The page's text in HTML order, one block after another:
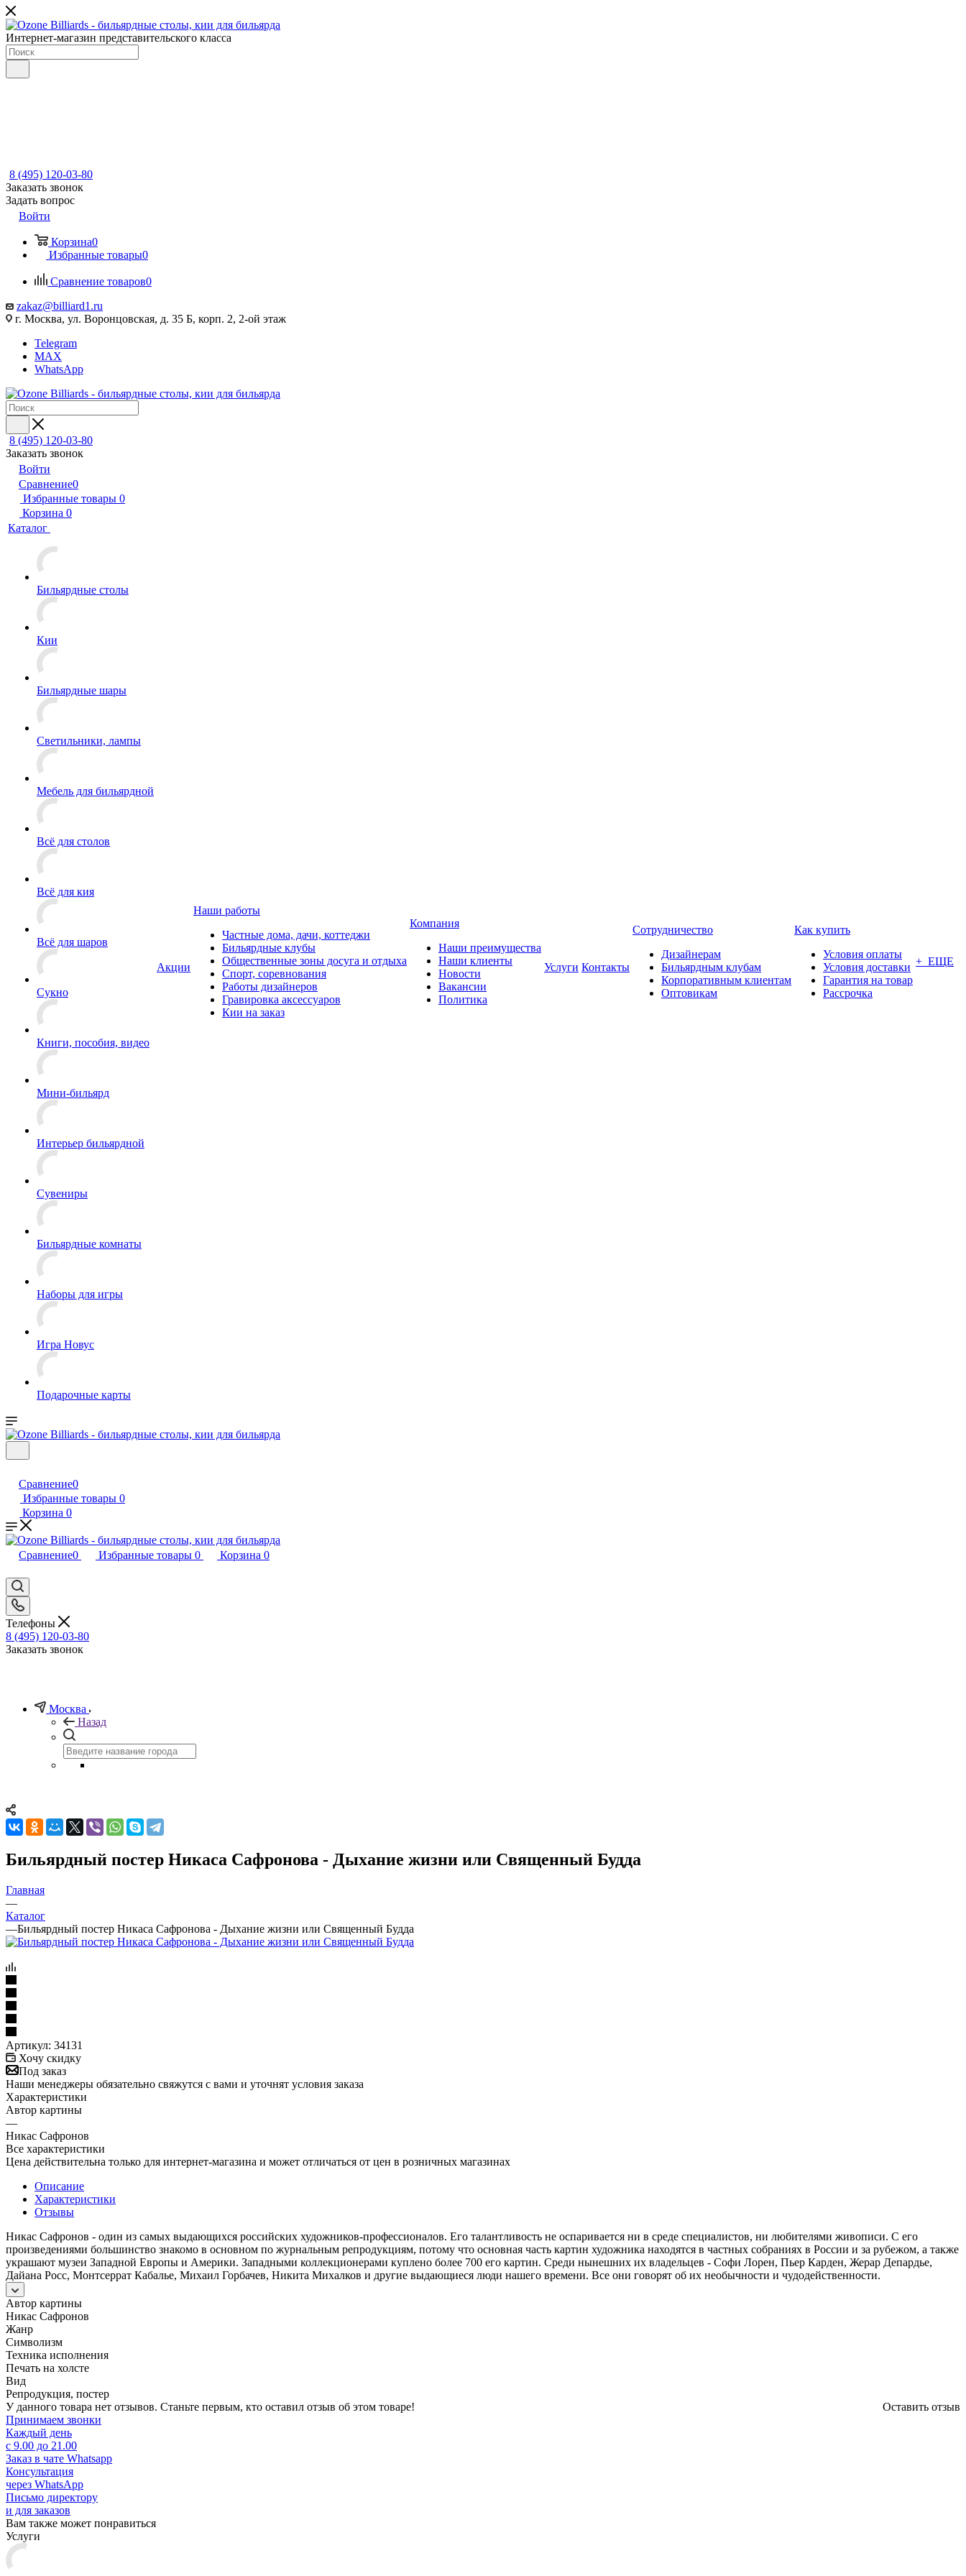
Интернет-магазин представительского класса
8 (495) 120-03-80
Заказать звонок
Задать вопрос
Войти
Корзина0
Избранные товары0
Сравнение товаров0
zakaz@billiard1.ru
г. Москва, ул. Воронцовская, д. 35 Б, корп. 2, 2-ой этаж
Telegram
MAX
WhatsApp
8 (495) 120-03-80
Заказать звонок
Войти
Сравнение0
Избранные товары 0
Корзина 0
Каталог
Бильярдные столы
Кии
Бильярдные шары
Светильники, лампы
Мебель для бильярдной
Всё для столов
Всё для кия
Всё для шаров
Сукно
Книги, пособия, видео
Мини-бильярд
Интерьер бильярдной
Сувениры
Бильярдные комнаты
Наборы для игры
Игра Новус
Подарочные карты
Акции
Наши работы
Частные дома, дачи, коттеджи
Бильярдные клубы
Общественные зоны досуга и отдыха
Спорт, соревнования
Работы дизайнеров
Гравировка аксессуаров
Кии на заказ
Компания
Наши преимущества
Наши клиенты
Новости
Вакансии
Политика
Услуги Контакты
Сотрудничество
Дизайнерам
Бильярдным клубам
Корпоративным клиентам
Оптовикам
Как купить
Условия оплаты
Условия доставки
Гарантия на товар
Рассрочка
+ ЕЩЕ
Сравнение0
Избранные товары 0
Корзина 0
Сравнение0 Избранные товары 0 Корзина 0
Телефоны
8 (495) 120-03-80
Заказать звонок
Москва
Назад
Бильярдный постер Никаса Сафронова - Дыхание жизни или Священный Будда
Главная
—
Каталог
—Бильярдный постер Никаса Сафронова - Дыхание жизни или Священный Будда
Артикул: 34131
Хочу скидку
Под заказ
Наши менеджеры обязательно свяжутся с вами и уточнят условия заказа
Характеристики
Автор картины
—
Никас Сафронов
Все характеристики
Цена действительна только для интернет-магазина и может отличаться от цен в розничных магазинах
Описание
Характеристики
Отзывы
Никас Сафронов - один из самых выдающихся российских художников-профессионалов. Его талантливость не оспаривается ни в среде специалистов, ни любителями живописи. С его
произведениями большинство знакомо в основном по журнальным репродукциям, потому что основная часть картин художника находятся в частных собраниях в России и за рубежом, а также
украшают музеи Западной Европы и Америки. Западными коллекционерами куплено более 700 его картин. Среди нынешних их владельцев - Софи Лорен, Пьер Карден, Жерар Депардье,
Дайана Росс, Монтсеррат Кабалье, Михаил Горбачев, Никита Михалков и другие выдающиеся люди нашего времени. Все они говорят об их необычности и чудодейственности.
Автор картины
Никас Сафронов
Жанр
Символизм
Техника исполнения
Печать на холсте
Вид
Репродукция, постер
Оставить отзыв
У данного товара нет отзывов. Станьте первым, кто оставил отзыв об этом товаре!
Принимаем звонки
Каждый день
с 9.00 до 21.00
Заказ в чате Whatsapp
Консультация
через WhatsApp
Письмо директору
и для заказов
Вам также может понравиться
Услуги